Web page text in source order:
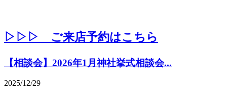
▷▷▷ ご来店予約はこちら
【相談会】2026年1月神社挙式相談会...
2025/12/29